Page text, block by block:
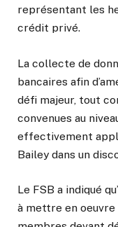
représentant les
crédit privé.
La collecte de
bancaires afin
défi majeur, tout
convenues au
effectivement
Bailey dans un
Le FSB a indiqué
à mettre en oeuvre